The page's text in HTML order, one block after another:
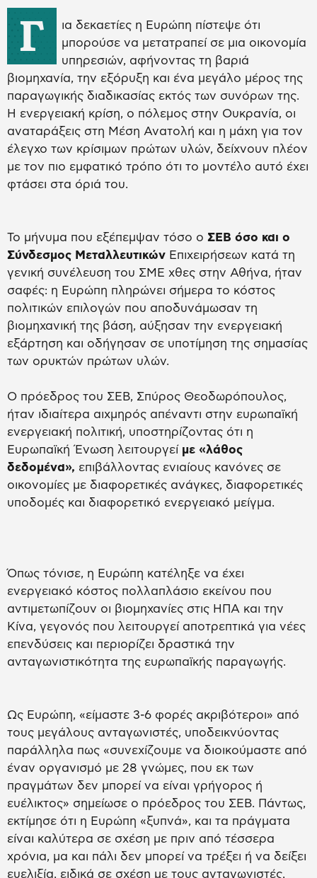
Γ
ια δεκαετίες η Ευρώπη πίστεψε ότι
μπορούσε να μετατραπεί σε μια οικονομία
υπηρεσιών, αφήνοντας τη βαριά
βιομηχανία, την εξόρυξη και ένα μεγάλο μέρος της
παραγωγικής διαδικασίας εκτός των συνόρων της.
Η ενεργειακή κρίση, ο πόλεμος στην Ουκρανία, οι
αναταράξεις στη Μέση Ανατολή και η μάχη για τον
έλεγχο των κρίσιμων πρώτων υλών, δείχνουν πλέον
με τον πιο εμφατικό τρόπο ότι το μοντέλο αυτό έχει
φτάσει στα όριά του.
Το μήνυμα που εξέπεμψαν τόσο ο ΣΕΒ όσο και ο
Σύνδεσμος Μεταλλευτικών Επιχειρήσεων κατά τη
γενική συνέλευση του ΣΜΕ χθες στην Αθήνα, ήταν
σαφές: η Ευρώπη πληρώνει σήμερα το κόστος
πολιτικών επιλογών που αποδυνάμωσαν τη
βιομηχανική της βάση, αύξησαν την ενεργειακή
εξάρτηση και οδήγησαν σε υποτίμηση της σημασίας
των ορυκτών πρώτων υλών.
Ο πρόεδρος του ΣΕΒ, Σπύρος Θεοδωρόπουλος,
ήταν ιδιαίτερα αιχμηρός απέναντι στην ευρωπαϊκή
ενεργειακή πολιτική, υποστηρίζοντας ότι η
Ευρωπαϊκή Ένωση λειτουργεί με «λάθος
δεδομένα», επιβάλλοντας ενιαίους κανόνες σε
οικονομίες με διαφορετικές ανάγκες, διαφορετικές
υποδομές και διαφορετικό ενεργειακό μείγμα.
Όπως τόνισε, η Ευρώπη κατέληξε να έχει
ενεργειακό κόστος πολλαπλάσιο εκείνου που
αντιμετωπίζουν οι βιομηχανίες στις ΗΠΑ και την
Κίνα, γεγονός που λειτουργεί αποτρεπτικά για νέες
επενδύσεις και περιορίζει δραστικά την
ανταγωνιστικότητα της ευρωπαϊκής παραγωγής.
Ως Ευρώπη, «είμαστε 3-6 φορές ακριβότεροι» από
τους μεγάλους ανταγωνιστές, υποδεικνύοντας
παράλληλα πως «συνεχίζουμε να διοικούμαστε από
έναν οργανισμό με 28 γνώμες, που εκ των
πραγμάτων δεν μπορεί να είναι γρήγορος ή
ευέλικτος» σημείωσε ο πρόεδρος του ΣΕΒ. Πάντως,
εκτίμησε ότι η Ευρώπη «ξυπνά», και τα πράγματα
είναι καλύτερα σε σχέση με πριν από τέσσερα
χρόνια, μα και πάλι δεν μπορεί να τρέξει ή να δείξει
ευελιξία, ειδικά σε σχέση με τους ανταγωνιστές,